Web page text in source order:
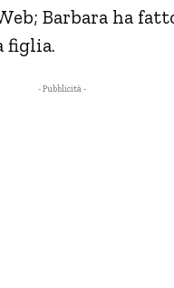
Barbara ha
figlia.
- Pubblicità -